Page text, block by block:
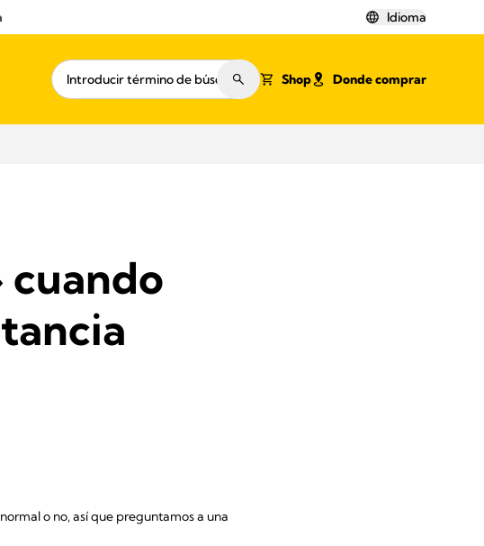
Idioma
Shop Donde comprar
cuando
o no, así que preguntamos a una